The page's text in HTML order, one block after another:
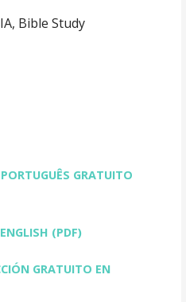
Bible Study
GRATUITO
(PDF)
GRATUITO EN